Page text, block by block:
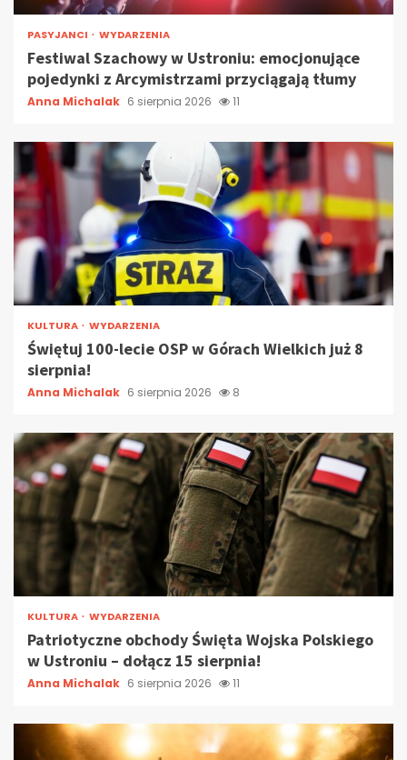
PASYJANCI WYDARZENIA
Festiwal Szachowy w Ustroniu: emocjonujące
pojedynki z Arcymistrzami przyciągają tłumy
Anna Michalak 6 sierpnia 2026 11
KULTURA WYDARZENIA
Świętuj 100-lecie OSP w Górach Wielkich już 8
sierpnia!
Anna Michalak 6 sierpnia 2026 8
KULTURA WYDARZENIA
Patriotyczne obchody Święta Wojska Polskiego
w Ustroniu – dołącz 15 sierpnia!
Anna Michalak 6 sierpnia 2026 11